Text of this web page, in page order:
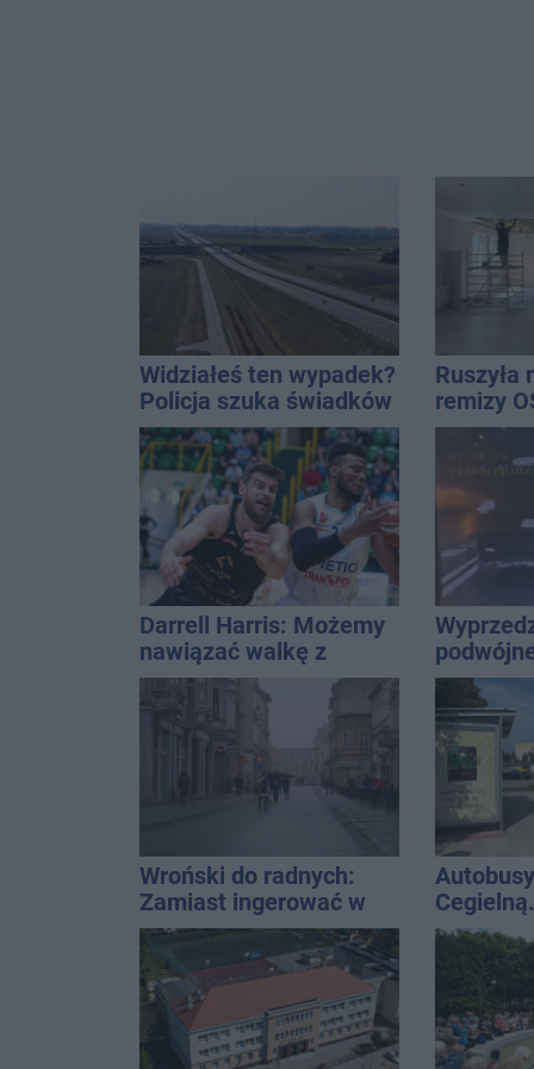
Widziałeś ten wypadek?
Policja szuka świadków
Ruszyła
remizy
Darrell Harris: Możemy
nawiązać walkę z
każdym w tej lidze
przed
Wroński do radnych:
Zamiast ingerować w
prywatną własność
zajmijcie się
gospodarką
remontu